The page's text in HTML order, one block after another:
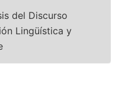
del Discurso
Lingüística y